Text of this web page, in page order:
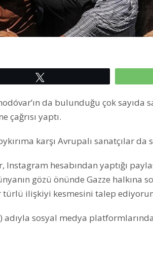
da bulunduğu çok sayıda
yaptı.
karşı Avrupalı sanatçılar
hesabından yaptığı
gözü önünde Gazze halkına
ilişkiyi kesmesini talep
adıyla sosyal medya